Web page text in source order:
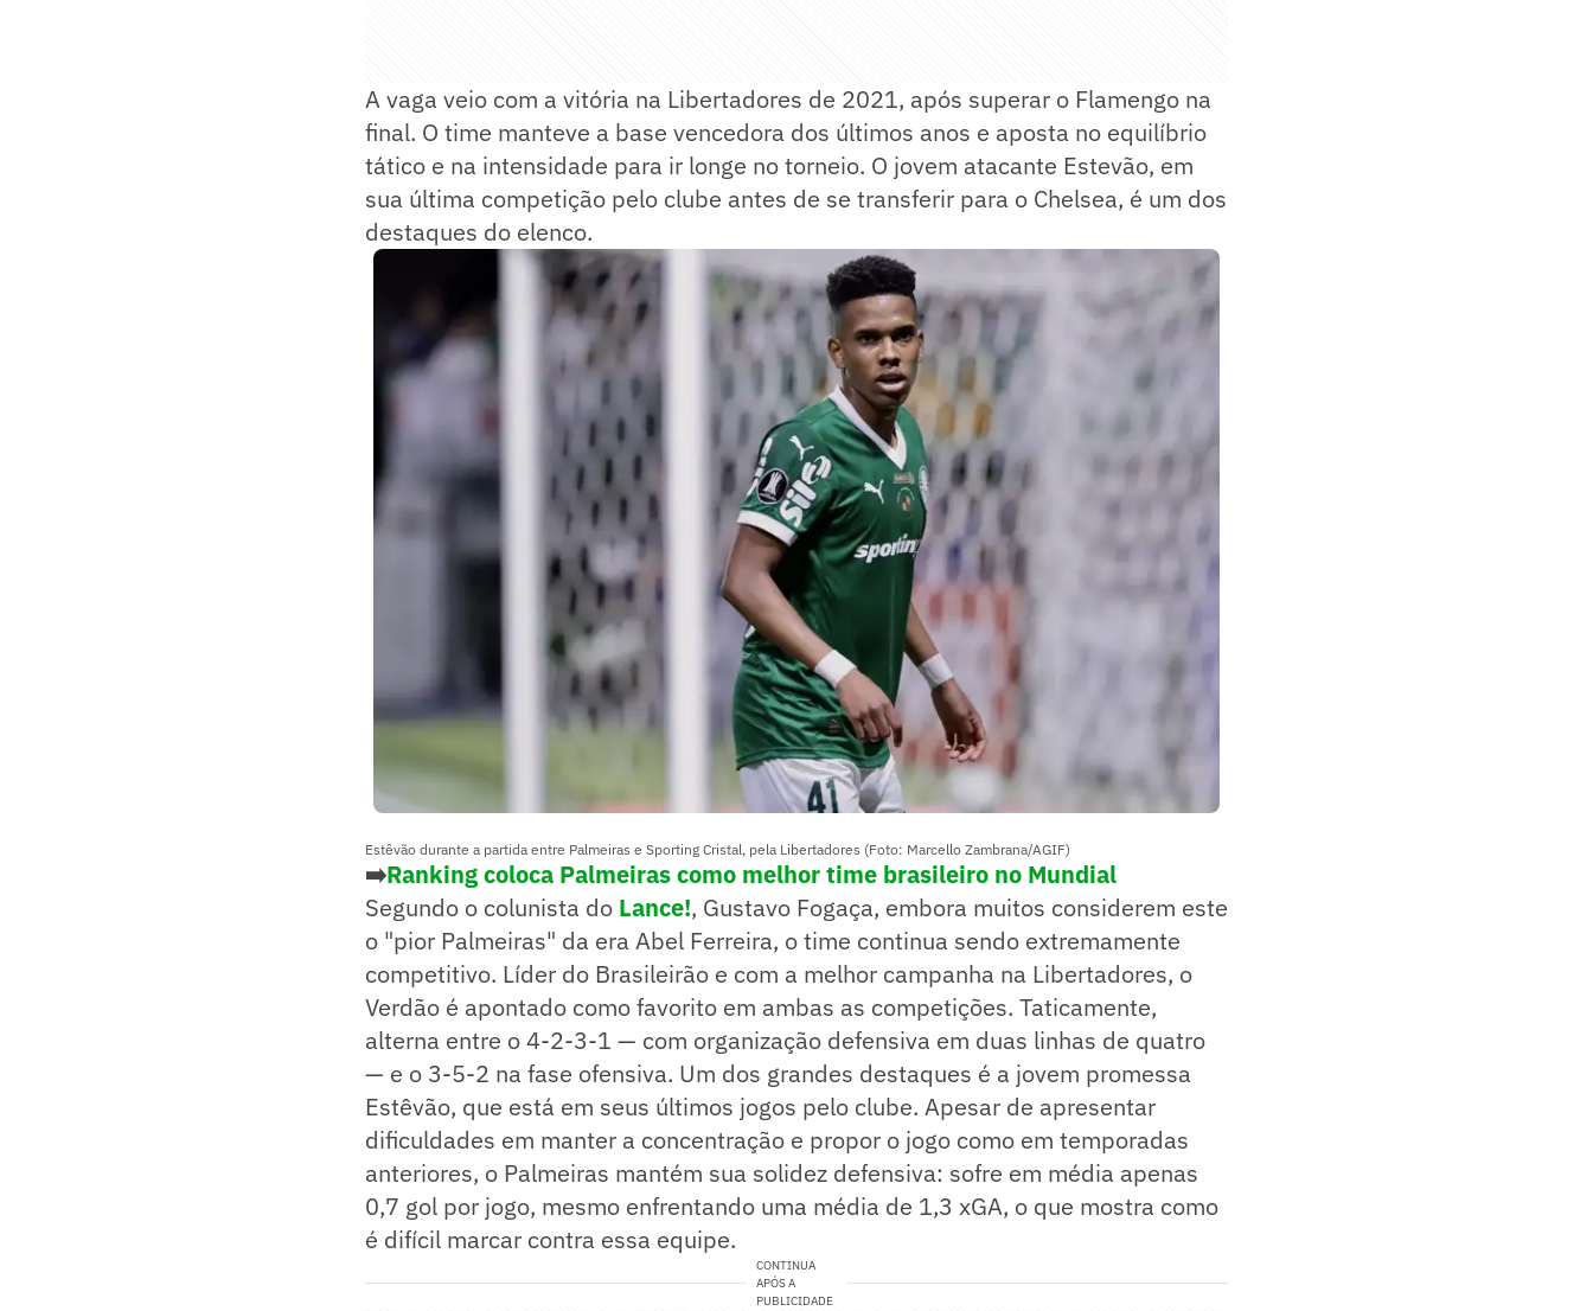
A vaga veio com a vitória na Libertadores de 2021, após superar o Flamengo na
final. O time manteve a base vencedora dos últimos anos e aposta no equilíbrio
tático e na intensidade para ir longe no torneio. O jovem atacante Estevão, em
sua última competição pelo clube antes de se transferir para o Chelsea, é um dos
destaques do elenco.
Estêvão durante a partida entre Palmeiras e Sporting Cristal, pela Libertadores (Foto: Marcello Zambrana/AGIF)
➡️Ranking coloca Palmeiras como melhor time brasileiro no Mundial
Segundo o colunista do Lance!, Gustavo Fogaça, embora muitos considerem este
o "pior Palmeiras" da era Abel Ferreira, o time continua sendo extremamente
competitivo. Líder do Brasileirão e com a melhor campanha na Libertadores, o
Verdão é apontado como favorito em ambas as competições. Taticamente,
alterna entre o 4-2-3-1 — com organização defensiva em duas linhas de quatro
— e o 3-5-2 na fase ofensiva. Um dos grandes destaques é a jovem promessa
Estêvão, que está em seus últimos jogos pelo clube. Apesar de apresentar
dificuldades em manter a concentração e propor o jogo como em temporadas
anteriores, o Palmeiras mantém sua solidez defensiva: sofre em média apenas
0,7 gol por jogo, mesmo enfrentando uma média de 1,3 xGA, o que mostra como
é difícil marcar contra essa equipe.
CONTINUA
APÓS A
PUBLICIDADE